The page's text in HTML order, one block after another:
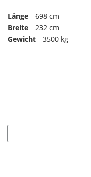
Länge
698 cm
Breite
232 cm
Gewicht
3500 kg